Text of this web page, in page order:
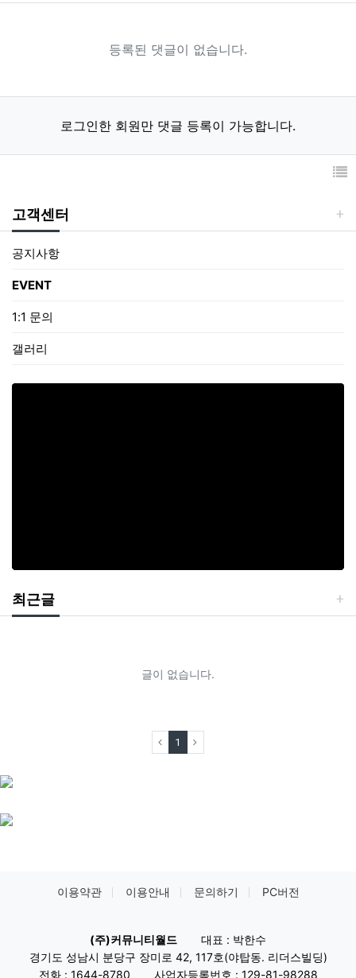
등록된 댓글이 없습니다.
로그인한 회원만 댓글 등록이 가능합니다.
고객센터
공지사항
EVENT
1:1 문의
갤러리
최근글
글이 없습니다.
1 (current)
이용약관 이용안내 문의하기 PC버전
(주)커뮤니티월드
대표 : 박한수
경기도 성남시 분당구 장미로 42, 117호(야탑동. 리더스빌딩)
전화 : 1644-8780
사업자등록번호 : 129-81-98288